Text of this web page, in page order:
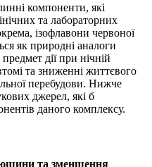
компоненти, які
та лабораторних
ізофлавони червоної
як природні аналоги
дії при нічній
та зниженні життєвого
перебудови. Нижче
джерел, які б
даного комплексу.
та зменшення